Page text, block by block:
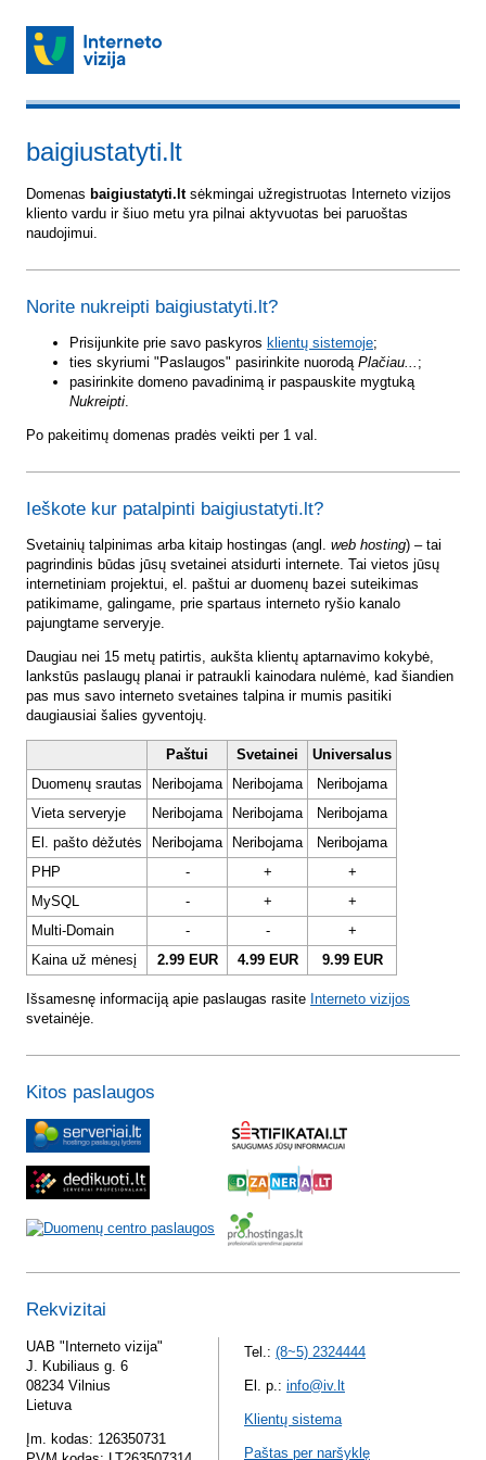
baigiustatyti.lt
Domenas baigiustatyti.ltsėkmingai užregistruotas Interneto vizijos
kliento vardu ir šiuo metu yra pilnai aktyvuotas bei paruoštas
naudojimui.
Norite nukreipti baigiustatyti.lt?
Prisijunkite prie savo paskyros klientų sistemoje;
ties skyriumi "Paslaugos" pasirinkite nuorodą Plačiau... ;
pasirinkite domeno pavadinimą ir paspauskite mygtuką
Nukreipti.
Po pakeitimų domenas pradės veikti per 1 val.
Ieškote kur patalpinti baigiustatyti.lt?
Svetainių talpinimas arba kitaip hostingas (angl. web hosting) – tai
pagrindinis būdas jūsų svetainei atsidurti internete. Tai vietos jūsų
internetiniam projektui, el. paštui ar duomenų bazei suteikimas
patikimame, galingame, prie spartaus interneto ryšio kanalo
pajungtame serveryje.
Daugiau nei 15 metų patirtis, aukšta klientų aptarnavimo kokybė,
lankstūs paslaugų planai ir patraukli kainodara nulėmė, kad šiandien
pas mus savo interneto svetaines talpina ir mumis pasitiki
daugiausiai šalies gyventojų.
Paštui Svetainei
Universalus
Duomenų srautas
Neribojama Neribojama
Neribojama
Vieta serveryje
Neribojama Neribojama
Neribojama
El. pašto dėžutės
Neribojama Neribojama
Neribojama
PHP
- +
+
MySQL
- +
+
Multi-Domain
- -
+
Kaina už mėnesį
2.99 EUR 4.99 EUR 9.99 EUR
Išsamesnę informaciją apie paslaugas rasite Interneto vizijos
svetainėje.
Kitos paslaugos
Rekvizitai
UAB "Interneto vizija"
J. Kubiliaus g. 6
08234 Vilnius
Lietuva
Įm. kodas: 126350731
Tel.: (8~5) 2324444
El. p.: info@iv.lt
Klientų sistema
Paštas per naršyklę